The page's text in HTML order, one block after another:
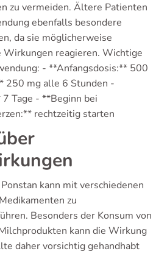
zu vermeiden. Ältere Patienten
ebenfalls besondere
da sie möglicherweise
Wirkungen reagieren. Wichtige
- **Anfangsdosis:** 500
250 mg alle 6 Stunden -
Tage - **Beginn bei
rechtzeitig starten
kann mit verschiedenen
zu
Besonders der Konsum von
kann die Wirkung
daher vorsichtig gehandhabt